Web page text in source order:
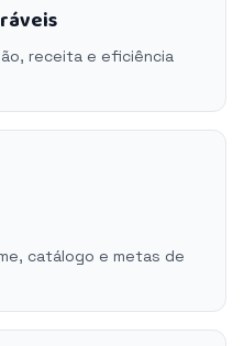
receita e eficiência
catálogo e metas de